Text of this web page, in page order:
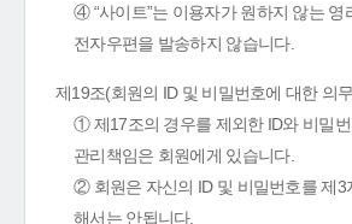
④ “사이트”는 이용자가 원하지 않는 영
전자우편을 발송하지 않습니다.
제19조(회원의 ID 및 비밀번호에 대한 의
① 제17조의 경우를 제외한 ID와 비밀
관리책임은 회원에게 있습니다.
② 회원은 자신의 ID 및 비밀번호를 제3
해서는 안됩니다.